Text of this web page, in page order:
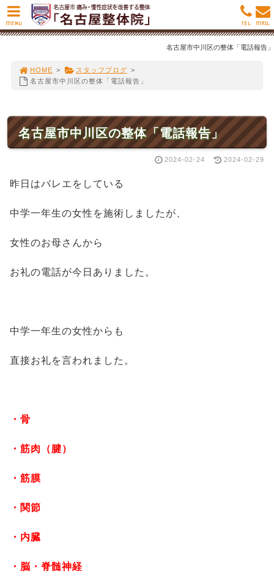
名古屋市中川区の整体「電話報告」
HOME > スタッフブログ >
名古屋市中川区の整体「電話報告」
名古屋市中川区の整体「電話報告」
2024-02-24 2024-02-29
昨日はバレエをしている
中学一年生の女性を施術しましたが、
女性のお母さんから
お礼の電話が今日ありました。
中学一年生の女性からも
直接お礼を言われました。
・骨
・筋肉（腱）
・筋膜
・関節
・内臓
・脳・脊髄神経
MENU MAIL
TEL